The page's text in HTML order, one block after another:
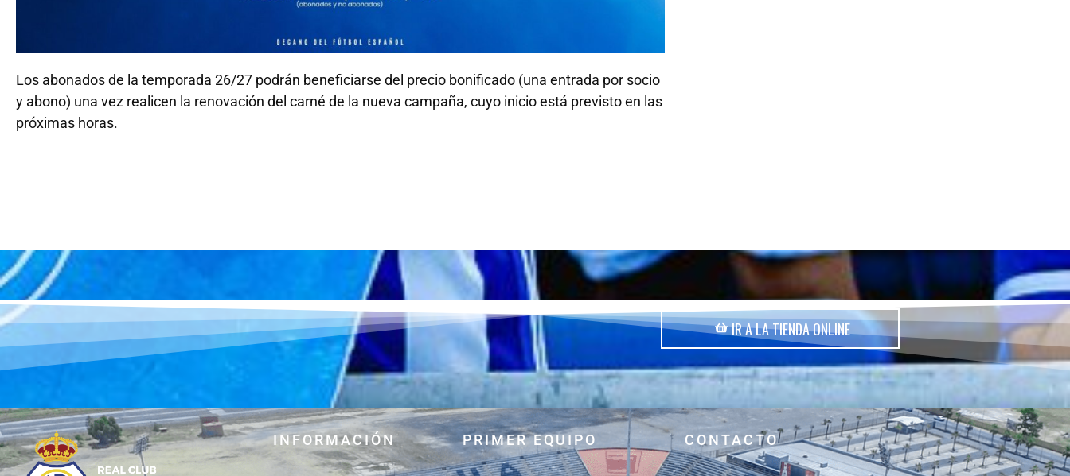
Los abonados de la temporada 26/27 podrán beneficiarse del precio bonificado (una entrada por socio
y abono) una vez realicen la renovación del carné de la nueva campaña, cuyo inicio está previsto en las
próximas horas.
IR A LA TIENDA ONLINE
INFORMACIÓN PRIMER EQUIPO CONTACTO